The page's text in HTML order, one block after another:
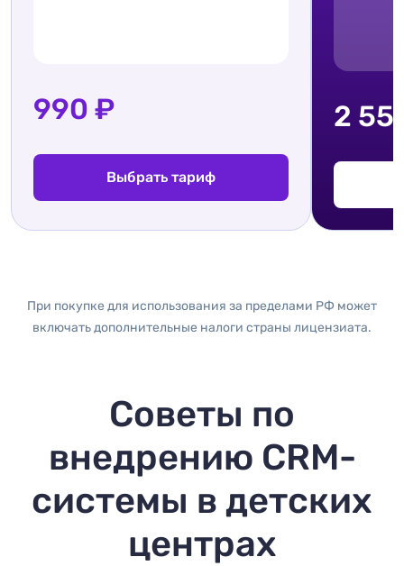
990 ₽
Выбрать тариф
2
При покупке для использования за пределами РФ может
включать дополнительные налоги страны лицензиата.
Советы по
внедрению CRM-
системы в детских
центрах